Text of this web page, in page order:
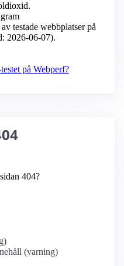
testade webbplatser på
2026-06-07).
på Webperf?
404?
(varning)